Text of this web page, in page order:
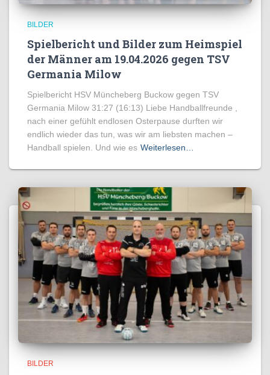
BILDER
Spielbericht und Bilder zum Heimspiel
der Männer am 19.04.2026 gegen TSV
Germania Milow
Spielbericht HSV Müncheberg Buckow gegen TSV
Germania Milow 31:27 (16:13) Liebe Handballfreunde ,
nach einer gefühlt endlosen Osterpause durften wir
endlich wieder das tun, was wir am liebsten machen –
Handball spielen. Und wie es Weiterlesen…
BILDER